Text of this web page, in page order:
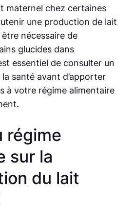
maternel chez certaines
une production de lait
nécessaire de
glucides dans
essentiel de consulter un
santé avant d’apporter
à votre régime alimentaire
régime
sur la
du lait